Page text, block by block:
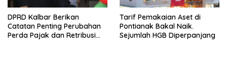
DPRD Kalbar Berikan
Catatan Penting Perubahan
Perda Pajak dan Retribusi
Tarif Pemakaian Aset di
Pontianak Bakal Naik.
Sejumlah HGB Diperpanjang